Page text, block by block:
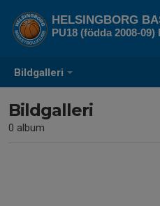
Bildgalleri
HELSINGBORG
PU18 (födda 2008-09)
Bildgalleri
0 album